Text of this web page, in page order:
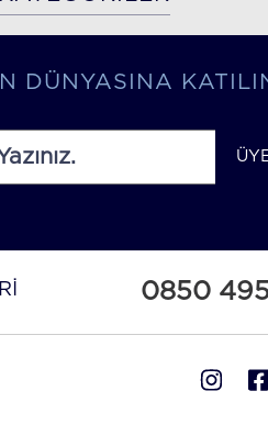
DÜNYASINA
0850